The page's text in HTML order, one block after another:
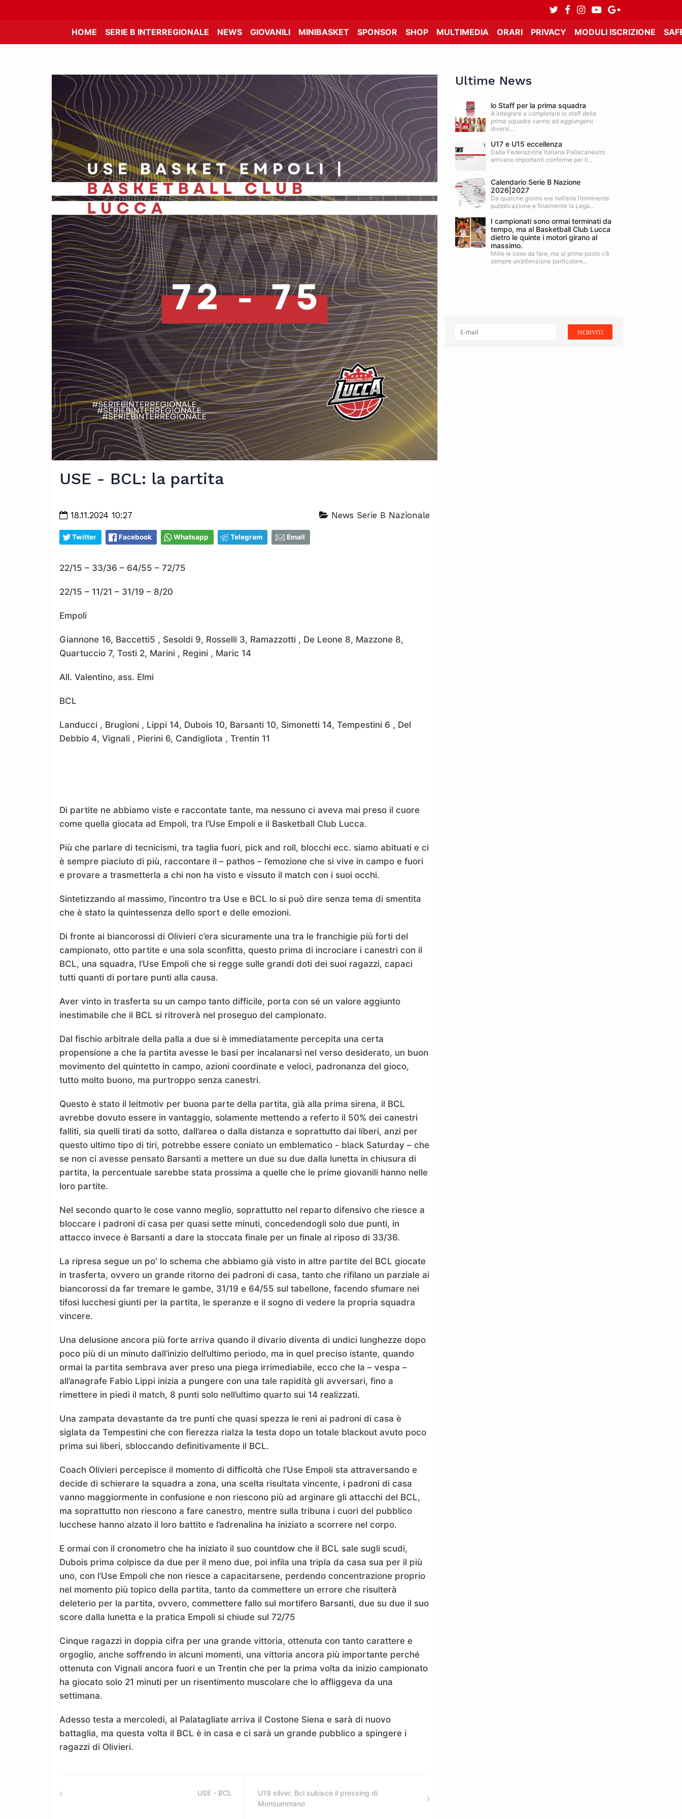
HOME SERIE B INTERREGIONALE NEWS GIOVANILI MINIBASKET SPONSOR SHOP MULTIMEDIA ORARI PRIVACY MODULI ISCRIZIONE
USE - BCL: la partita
18.11.2024 10:27 News Serie B Nazionale
Twitter Facebook Whatsapp Telegram Email
22/15 – 33/36 – 64/55 – 72/75
22/15 – 11/21 – 31/19 – 8/20
Empoli
Giannone 16, Baccetti5 , Sesoldi 9, Rosselli 3, Ramazzotti , De Leone 8, Mazzone 8,
Quartuccio 7, Tosti 2, Marini , Regini , Maric 14
All. Valentino, ass. Elmi
BCL
Landucci , Brugioni , Lippi 14, Dubois 10, Barsanti 10, Simonetti 14, Tempestini 6 , Del
Debbio 4, Vignali , Pierini 6, Candigliota , Trentin 11
Di partite ne abbiamo viste e raccontate tante, ma nessuno ci aveva mai preso il cuore
come quella giocata ad Empoli, tra l’Use Empoli e il Basketball Club Lucca.
Più che parlare di tecnicismi, tra taglia fuori, pick and roll, blocchi ecc. siamo abituati e ci
è sempre piaciuto di più, raccontare il – pathos – l’emozione che si vive in campo e fuori
e provare a trasmetterla a chi non ha visto e vissuto il match con i suoi occhi.
Sintetizzando al massimo, l’incontro tra Use e BCL lo si può dire senza tema di smentita
che è stato la quintessenza dello sport e delle emozioni.
Di fronte ai biancorossi di Olivieri c’era sicuramente una tra le franchigie più forti del
campionato, otto partite e una sola sconfitta, questo prima di incrociare i canestri con il
BCL, una squadra, l’Use Empoli che si regge sulle grandi doti dei suoi ragazzi, capaci
tutti quanti di portare punti alla causa.
Aver vinto in trasferta su un campo tanto difficile, porta con sé un valore aggiunto
inestimabile che il BCL si ritroverà nel proseguo del campionato.
Dal fischio arbitrale della palla a due si è immediatamente percepita una certa
propensione a che la partita avesse le basi per incalanarsi nel verso desiderato, un buon
movimento del quintetto in campo, azioni coordinate e veloci, padronanza del gioco,
tutto molto buono, ma purtroppo senza canestri.
Questo è stato il leitmotiv per buona parte della partita, già alla prima sirena, il BCL
avrebbe dovuto essere in vantaggio, solamente mettendo a referto il 50% dei canestri
falliti, sia quelli tirati da sotto, dall’area o dalla distanza e soprattutto dai liberi, anzi per
questo ultimo tipo di tiri, potrebbe essere coniato un emblematico - black Saturday – che
se non ci avesse pensato Barsanti a mettere un due su due dalla lunetta in chiusura di
partita, la percentuale sarebbe stata prossima a quelle che le prime giovanili hanno nelle
loro partite.
Nel secondo quarto le cose vanno meglio, soprattutto nel reparto difensivo che riesce a
bloccare i padroni di casa per quasi sette minuti, concedendogli solo due punti, in
attacco invece è Barsanti a dare la stoccata finale per un finale al riposo di 33/36.
La ripresa segue un po' lo schema che abbiamo già visto in altre partite del BCL giocate
in trasferta, ovvero un grande ritorno dei padroni di casa, tanto che rifilano un parziale ai
biancorossi da far tremare le gambe, 31/19 e 64/55 sul tabellone, facendo sfumare nei
tifosi lucchesi giunti per la partita, le speranze e il sogno di vedere la propria squadra
vincere.
Una delusione ancora più forte arriva quando il divario diventa di undici lunghezze dopo
poco più di un minuto dall’inizio dell’ultimo periodo, ma in quel preciso istante, quando
ormai la partita sembrava aver preso una piega irrimediabile, ecco che la – vespa –
all’anagrafe Fabio Lippi inizia a pungere con una tale rapidità gli avversari, fino a
rimettere in piedi il match, 8 punti solo nell’ultimo quarto sui 14 realizzati.
Una zampata devastante da tre punti che quasi spezza le reni ai padroni di casa è
siglata da Tempestini che con fierezza rialza la testa dopo un totale blackout avuto poco
prima sui liberi, sbloccando definitivamente il BCL.
Coach Olivieri percepisce il momento di difficoltà che l’Use Empoli sta attraversando e
decide di schierare la squadra a zona, una scelta risultata vincente, i padroni di casa
vanno maggiormente in confusione e non riescono più ad arginare gli attacchi del BCL,
ma soprattutto non riescono a fare canestro, mentre sulla tribuna i cuori del pubblico
lucchese hanno alzato il loro battito e l’adrenalina ha iniziato a scorrere nel corpo.
E ormai con il cronometro che ha iniziato il suo countdow che il BCL sale sugli scudi,
Dubois prima colpisce da due per il meno due, poi infila una tripla da casa sua per il più
uno, con l’Use Empoli che non riesce a capacitarsene, perdendo concentrazione proprio
nel momento più topico della partita, tanto da commettere un errore che risulterà
deleterio per la partita, ovvero, commettere fallo sul mortifero Barsanti, due su due il suo
score dalla lunetta e la pratica Empoli si chiude sul 72/75
Cinque ragazzi in doppia cifra per una grande vittoria, ottenuta con tanto carattere e
orgoglio, anche soffrendo in alcuni momenti, una vittoria ancora più importante perché
ottenuta con Vignali ancora fuori e un Trentin che per la prima volta da inizio campionato
ha giocato solo 21 minuti per un risentimento muscolare che lo affliggeva da una
settimana.
Adesso testa a mercoledi, al Palatagliate arriva il Costone Siena e sarà di nuovo
battaglia, ma questa volta il BCL è in casa e ci sarà un grande pubblico a spingere i
ragazzi di Olivieri.
USE - BCL
U19 silver, Bcl subisce il pressing di
Monsummano
Ultime News
lo Staff per la prima squadra
A integrare e completare lo staff della
prima squadra vanno ad aggiungersi
diversi...
U17 e U15 eccellenza
Dalla Federazione Italiana Pallacanestro
arrivano importanti conferme per il...
Calendario Serie B Nazione
2026|2027
Da qualche giorno era nell’aria l’imminente
pubblicazione e finalmente la Lega...
I campionati sono ormai terminati da
tempo, ma al Basketball Club Lucca
dietro le quinte i motori girano al
massimo.
Mille le cose da fare, ma al primo posto c’è
sempre un’attenzione particolare...